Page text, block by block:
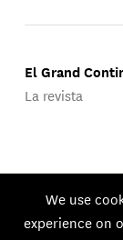
El Grand
La revista
© 2026 GEG.
We use
experience on